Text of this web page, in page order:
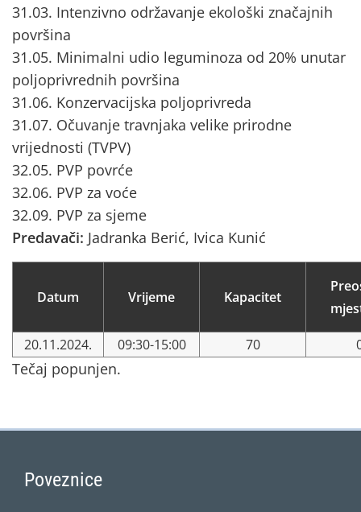
31.03. Intenzivno održavanje ekološki značajnih
površina
31.05. Minimalni udio leguminoza od 20% unutar
poljoprivrednih površina
31.06. Konzervacijska poljoprivreda
31.07. Očuvanje travnjaka velike prirodne
vrijednosti (TVPV)
32.05. PVP povrće
32.06. PVP za voće
32.09. PVP za sjeme
Predavači: Jadranka Berić, Ivica Kunić
Datum Vrijeme Kapacitet
20.11.2024. 09:30-15:00 70
Tečaj popunjen.
Poveznice